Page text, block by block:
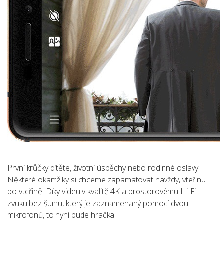
První krůčky dítěte, životní úspěchy nebo rodinné oslavy.
Některé okamžiky si chceme zapamatovat navždy, vteřinu
po vteřině. Díky videu v kvalitě 4K a prostorovému Hi-Fi
zvuku bez šumu, který je zaznamenaný pomocí dvou
mikrofonů, to nyní bude hračka.